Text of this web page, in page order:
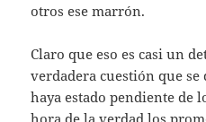
otros ese marrón.
Claro que eso es casi un
verdadera cuestión que
haya estado pendiente de